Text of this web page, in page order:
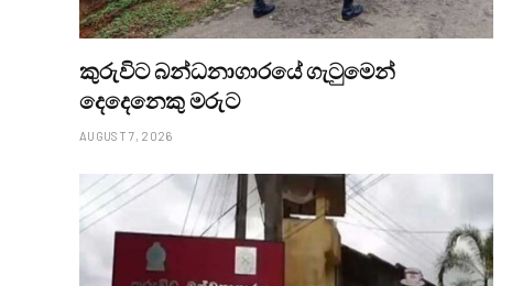
කුරුවිට බන්ධනාගාරයේ ගැටුමෙන්
දෙදෙනෙකු මරුට
AUGUST 7, 2026